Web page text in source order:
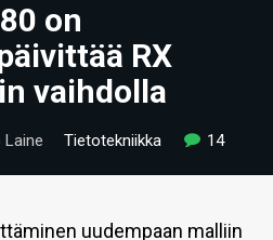
on
RX
vaihdolla
Laine Tietotekniikka 14
uudempaan malliin